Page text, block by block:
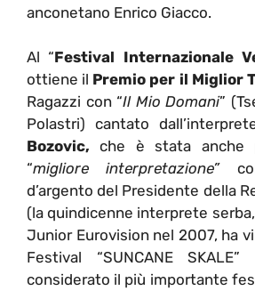
anconetano Enrico Giacco.
Al “Festival Internazionale
ottiene il Premio per il Miglior
Ragazzi con “Il Mio Domani”
Polastri) cantato
Bozovic,che è stata anche
“migliore interpretazione”
d’argento del Presidente della
(la quindicenne interprete
Junior Eurovision nel 2007, ha
Festival “SUNCANE
considerato il più importante